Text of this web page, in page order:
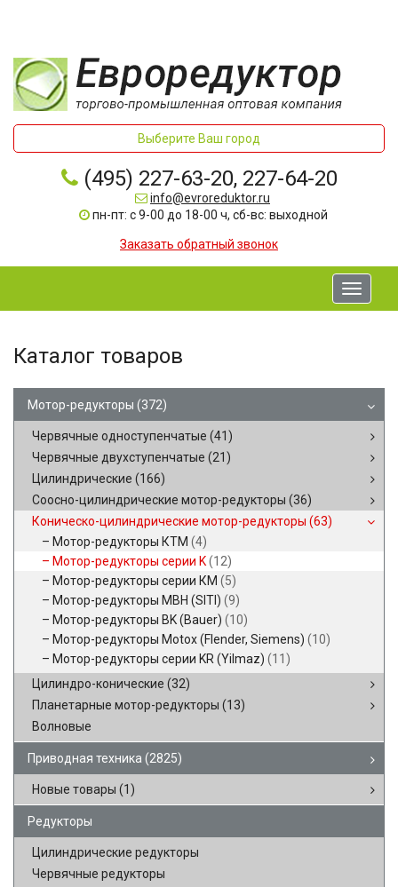
Выберите Ваш город
(495) 227-63-20, 227-64-20
info@evroreduktor.ru
пн-пт: с 9-00 до 18-00 ч, сб-вс: выходной
Заказать обратный звонок
Toggle
Каталог товаров
Мотор-редукторы (372)
Червячные одноступенчатые (41)
Червячные двухступенчатые (21)
Цилиндрические (166)
Соосно-цилиндрические мотор-редукторы (36)
Коническо-цилиндрические мотор-редукторы (63)
Мотор-редукторы КТМ (4)
Мотор-редукторы серии K(12)
Мотор-редукторы серии КМ (5)
Мотор-редукторы MBH (SITI) (9)
Мотор-редукторы BK (Bauer) (10)
Мотор-редукторы Motox (Flender, Siemens) (10)
Мотор-редукторы серии KR (Yilmaz) (11)
Цилиндро-конические (32)
Планетарные мотор-редукторы (13)
Волновые
Приводная техника (2825)
Новые товары (1)
Редукторы
Цилиндрические редукторы
Червячные редукторы